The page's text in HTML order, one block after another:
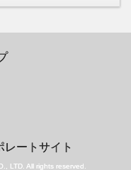
LTD. All rights reserved.